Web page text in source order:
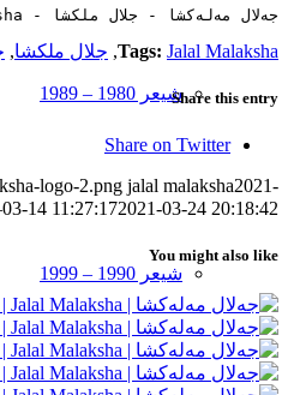
شیعر 1980 – 1989
شیعر 1990 – 1999
جەلال مەلەکشا - جلال ملکشا - Jalal Malaksha
Tags: Jalal Malaksha
, جلال ملکشا,
Share this entry
Share on Twitter
logo-2.png jalal malaksha2021-
03-14 11:27:172021-03-24 20:18:42
You might also like